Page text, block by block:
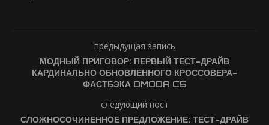
предыдущая запись
МОДНЫЙ ПРИГОВОР: ПЕРВЫЙ ТЕСТ-ДРАЙВ
КАРДИНАЛЬНО ОБНОВЛЕННОГО КРОССОВЕРА-
ФАСТБЭКА OMODA C5
следующий пост
СЛОЖНОСОЧИНЕННОЕ ПРЕДЛОЖЕНИЕ: ТЕСТ-ДРАЙВ